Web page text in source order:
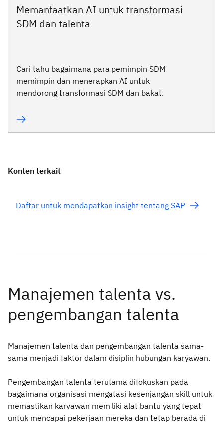
Memanfaatkan AI untuk transformasi
SDM dan talenta
Cari tahu bagaimana para pemimpin SDM
memimpin dan menerapkan AI untuk
mendorong transformasi SDM dan bakat.
Konten terkait
Daftar untuk mendapatkan insight tentang SAP
Manajemen talenta dan pengembangan talenta sama-
sama menjadi faktor dalam disiplin hubungan karyawan.
Pengembangan talenta terutama difokuskan pada
bagaimana organisasi mengatasi kesenjangan skill untuk
memastikan karyawan memiliki alat bantu yang tepat
untuk mencapai pekerjaan mereka dan tetap berada di